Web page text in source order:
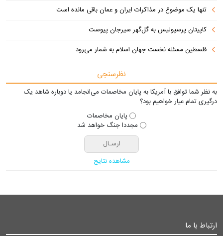
تنها یک موضوع در مذاکرات ایران و عمان باقی مانده است
کاپیتان پرسپولیس به گل‌گهر سیرجان پیوست
فلسطین مسئله نخست جهان اسلام به شمار می‌رود
نظرسنجی
به نظر شما توافق با آمریکا به پایان مخاصمات می‌انجامد یا دوباره شاهد یک
درگیری تمام عیار خواهیم بود؟
پایان مخاصمات
مجددا جنگ خواهد شد
مشاهده نتایج
ارتباط با ما